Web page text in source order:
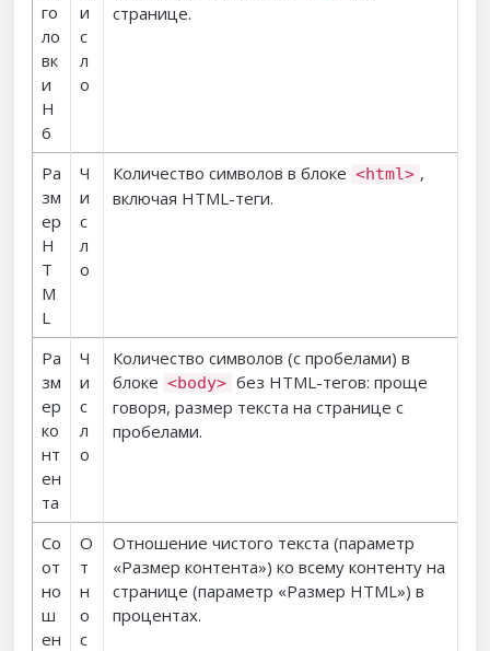
го
ло
вк
и
H
6
и
с
л
о
странице.
Ра
зм
ер
H
T
M
L
Ч
и
с
л
о
Количество символов в блоке <html> ,
включая HTML-теги.
Ра
зм
ер
ко
нт
ен
та
Ч
и
с
л
о
Количество символов (с пробелами) в
блоке <body> без HTML-тегов: проще
говоря, размер текста на странице с
пробелами.
Со
от
но
ш
ен
О
т
н
о
с
Отношение чистого текста (параметр
«Размер контента») ко всему контенту на
странице (параметр «Размер HTML») в
процентах.